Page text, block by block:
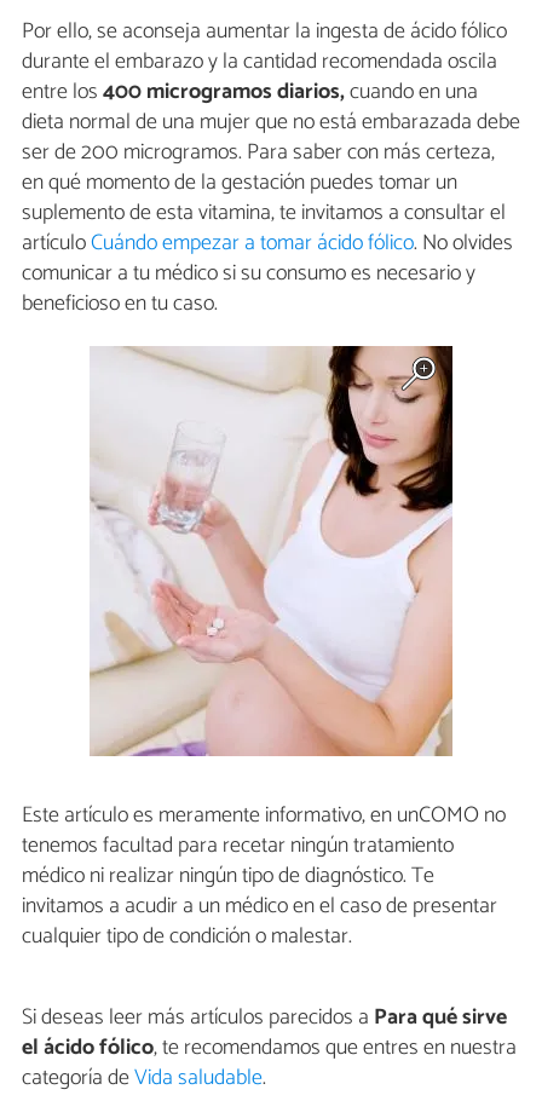
Por ello, se aconseja aumentar la ingesta de ácido fólico
durante el embarazo y la cantidad recomendada oscila
entre los400 microgramos diarios,cuando en una
dieta normal de una mujer que no está embarazada debe
ser de 200 microgramos. Para saber con más certeza,
en qué momento de la gestación puedes tomar un
suplemento de esta vitamina, te invitamos a consultar el
artículoCuándo empezar a tomar ácido fólico. No olvides
comunicar a tu médico si su consumo es necesario y
beneficioso en tu caso.
Este artículo es meramente informativo, en unCOMO no
tenemos facultad para recetar ningún tratamiento
médico ni realizar ningún tipo de diagnóstico. Te
invitamos a acudir a un médico en el caso de presentar
cualquier tipo de condición o malestar.
Si deseas leer más artículos parecidos a Para qué sirve
el ácido fólico, te recomendamos que entres en nuestra
categoría deVida saludable.